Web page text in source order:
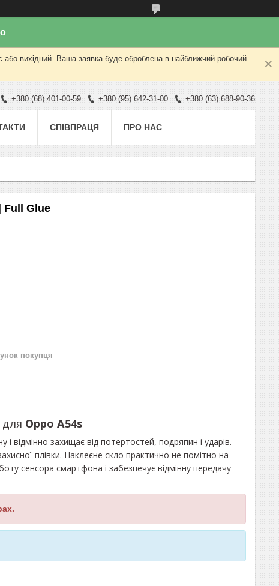
або вихідний. Ваша заявка буде оброблена в найближчий робочий
+380 (68) 401-00-59 +380 (95) 642-31-00 +380 (63) 688-90-36
СПІВПРАЦЯ ПРО НАС
Full Glue
покупця
Oppo A54s
відмінно захищає від потертостей, подряпин і ударів.
плівки. Наклеєне скло практично не помітно на
сенсора смартфона і забезпечує відмінну передачу